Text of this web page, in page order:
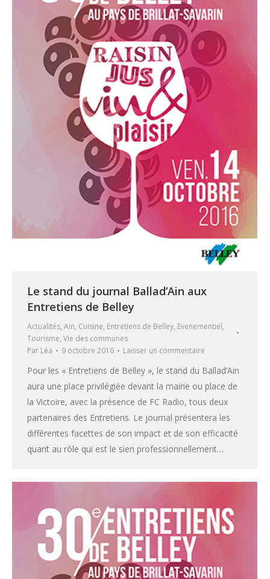
Le stand du journal Ballad’Ain aux
Entretiens de Belley
Actualités, Ain, Cuisine, Entretiens de Belley, Evenementiel,
Tourisme, Vie des communes
Par Léa 9 octobre 2016 Laisser un commentaire
Pour les « Entretiens de Belley », le stand du Ballad’Ain
aura une place privilégiée devant la mairie ou place de
la Victoire, avec la présence de FC Radio, tous deux
partenaires des Entretiens. Le journal présentera les
différentes facettes de son impact et de son efficacité
quant au rôle qui est le sien professionnellement…